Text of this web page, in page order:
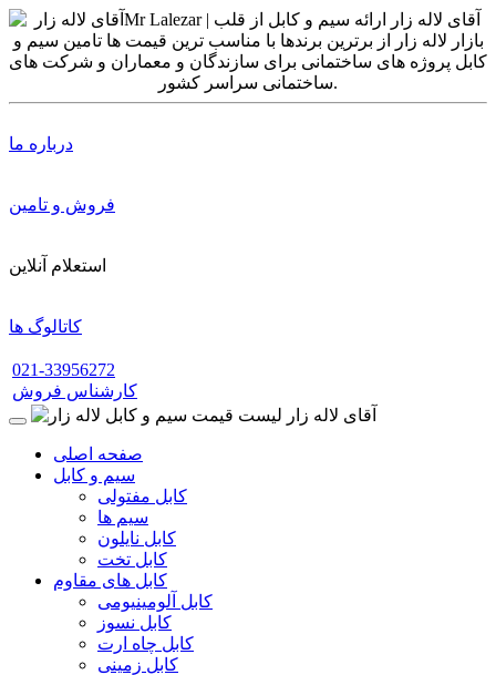
درباره ما
فروش و تامین
استعلام آنلاین
کاتالوگ ها
021-33956272
کارشناس فروش
صفحه اصلی
سیم و کابل
کابل مفتولی
سیم ها
کابل نایلون
کابل تخت
کابل های مقاوم
کابل آلومینیومی
کابل نسوز
کابل چاه ارت
کابل زمینی